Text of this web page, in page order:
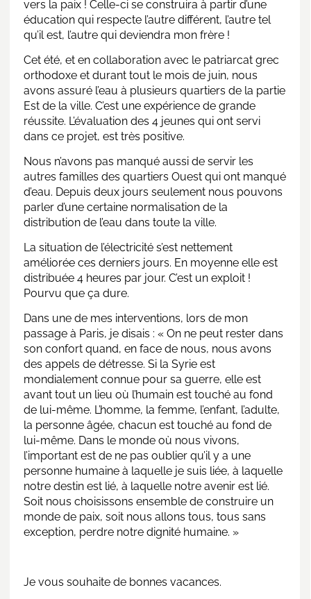
vers la paix ! Celle-ci se construira à partir d’une
éducation qui respecte l’autre différent, l’autre tel
qu’il est, l’autre qui deviendra mon frère !
Cet été, et en collaboration avec le patriarcat grec
orthodoxe et durant tout le mois de juin, nous
avons assuré l’eau à plusieurs quartiers de la partie
Est de la ville. C’est une expérience de grande
réussite. L’évaluation des 4 jeunes qui ont servi
dans ce projet, est très positive.
Nous n’avons pas manqué aussi de servir les
autres familles des quartiers Ouest qui ont manqué
d’eau. Depuis deux jours seulement nous pouvons
parler d’une certaine normalisation de la
distribution de l’eau dans toute la ville.
La situation de l’électricité s’est nettement
améliorée ces derniers jours. En moyenne elle est
distribuée 4 heures par jour. C’est un exploit !
Pourvu que ça dure.
Dans une de mes interventions, lors de mon
passage à Paris, je disais : « On ne peut rester dans
son confort quand, en face de nous, nous avons
des appels de détresse. Si la Syrie est
mondialement connue pour sa guerre, elle est
avant tout un lieu où l’humain est touché au fond
de lui-même. L’homme, la femme, l’enfant, l’adulte,
la personne âgée, chacun est touché au fond de
lui-même. Dans le monde où nous vivons,
l’important est de ne pas oublier qu’il y a une
personne humaine à laquelle je suis liée, à laquelle
notre destin est lié, à laquelle notre avenir est lié.
Soit nous choisissons ensemble de construire un
monde de paix, soit nous allons tous, tous sans
exception, perdre notre dignité humaine. »
Je vous souhaite de bonnes vacances.